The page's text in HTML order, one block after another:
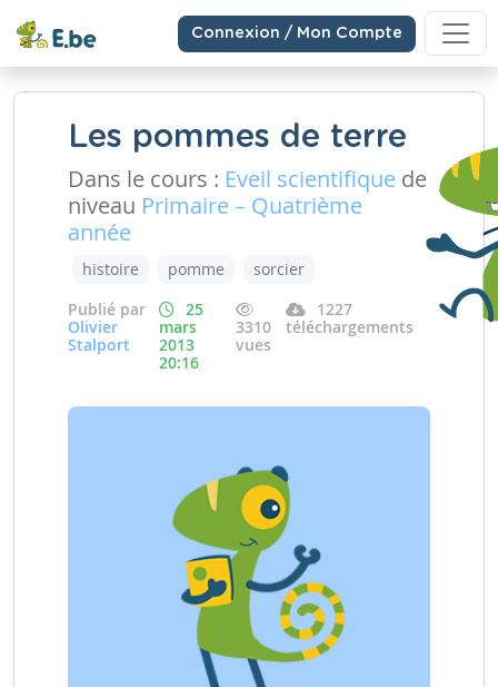
Connexion / Mon Compte
Les pommes de terre
Dans le cours : Eveil scientifique de
niveau Primaire – Quatrième
année
histoire pomme
sorcier
Publié par
Olivier
Stalport
25
mars
2013
20:16
3310
vues
1227
téléchargements